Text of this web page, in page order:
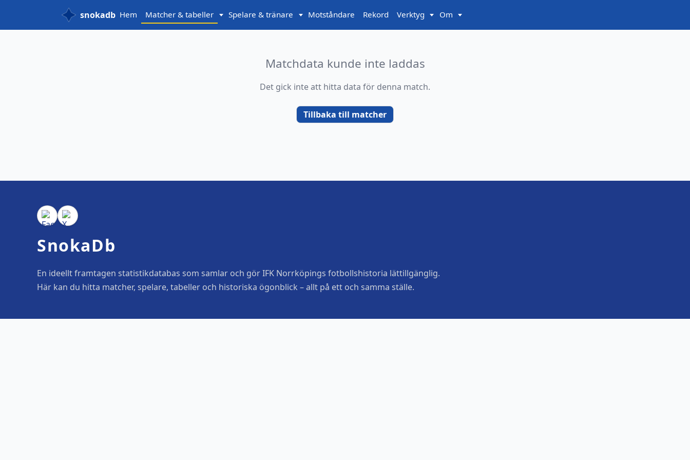
snokadb Hem Matcher & tabeller Spelare & tränare Motståndare Rekord Verktyg Om
Matchdata kunde inte laddas
Det gick inte att hitta data för denna match.
Tillbaka till matcher
SnokaDb
En ideellt framtagen statistikdatabas som samlar och gör IFK Norrköpings fotbollshistoria lättillgänglig.
Här kan du hitta matcher, spelare, tabeller och historiska ögonblick – allt på ett och samma ställe.